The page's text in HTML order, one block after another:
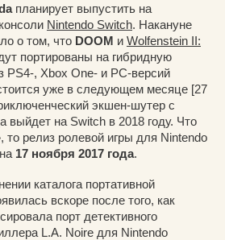
планирует выпустить на
Nintendo Switch. Накануне
о том, что DOOM и Wolfenstein II:
портированы на гибридную
PS4-, Xbox One- и PC-версий
уже в следующем месяце [27
экшен-шутер с
выйдет на Switch в 2018 году. Что
то релиз ролевой игры для Nintendo
17 ноября 2017 года.
каталога портативной
вскоре после того, как
порт детективного
L.A. Noire для Nintendo